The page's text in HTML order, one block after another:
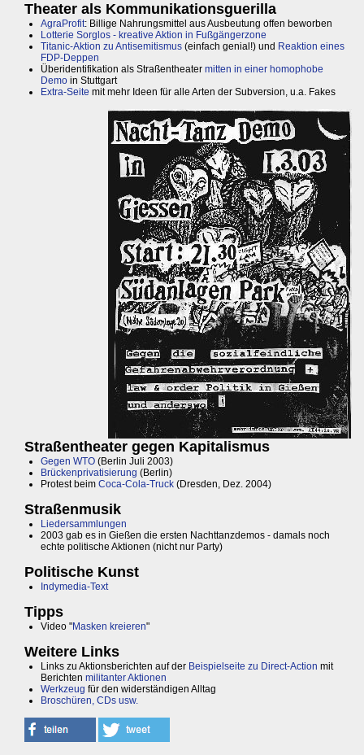
Theater als Kommunikationsguerilla
AgraProfit: Billige Nahrungsmittel aus Ausbeutung offen beworben
Lotterie Sorglos - kreative Aktion in Fußgängerzone
Titanic-Aktion zu Antisemitismus (einfach genial!) und Reaktion eines
FDP-Deppen
Überidentifikation als Straßentheater mitten in einer homophobe
Demo in Stuttgart
Extra-Seite mit mehr Ideen für alle Arten der Subversion, u.a. Fakes
Straßentheater gegen Kapitalismus
Gegen WTO (Berlin Juli 2003)
Brückenprivatisierung (Berlin)
Protest beim Coca-Cola-Truck (Dresden, Dez. 2004)
Straßenmusik
Liedersammlungen
2003 gab es in Gießen die ersten Nachttanzdemos - damals noch
echte politische Aktionen (nicht nur Party)
Politische Kunst
Indymedia-Text
Tipps
Video "Masken kreieren"
Weitere Links
Links zu Aktionsberichten auf der Beispielseite zu Direct-Action mit
Berichten militanter Aktionen
Werkzeug für den widerständigen Alltag
Broschüren, CDs usw.